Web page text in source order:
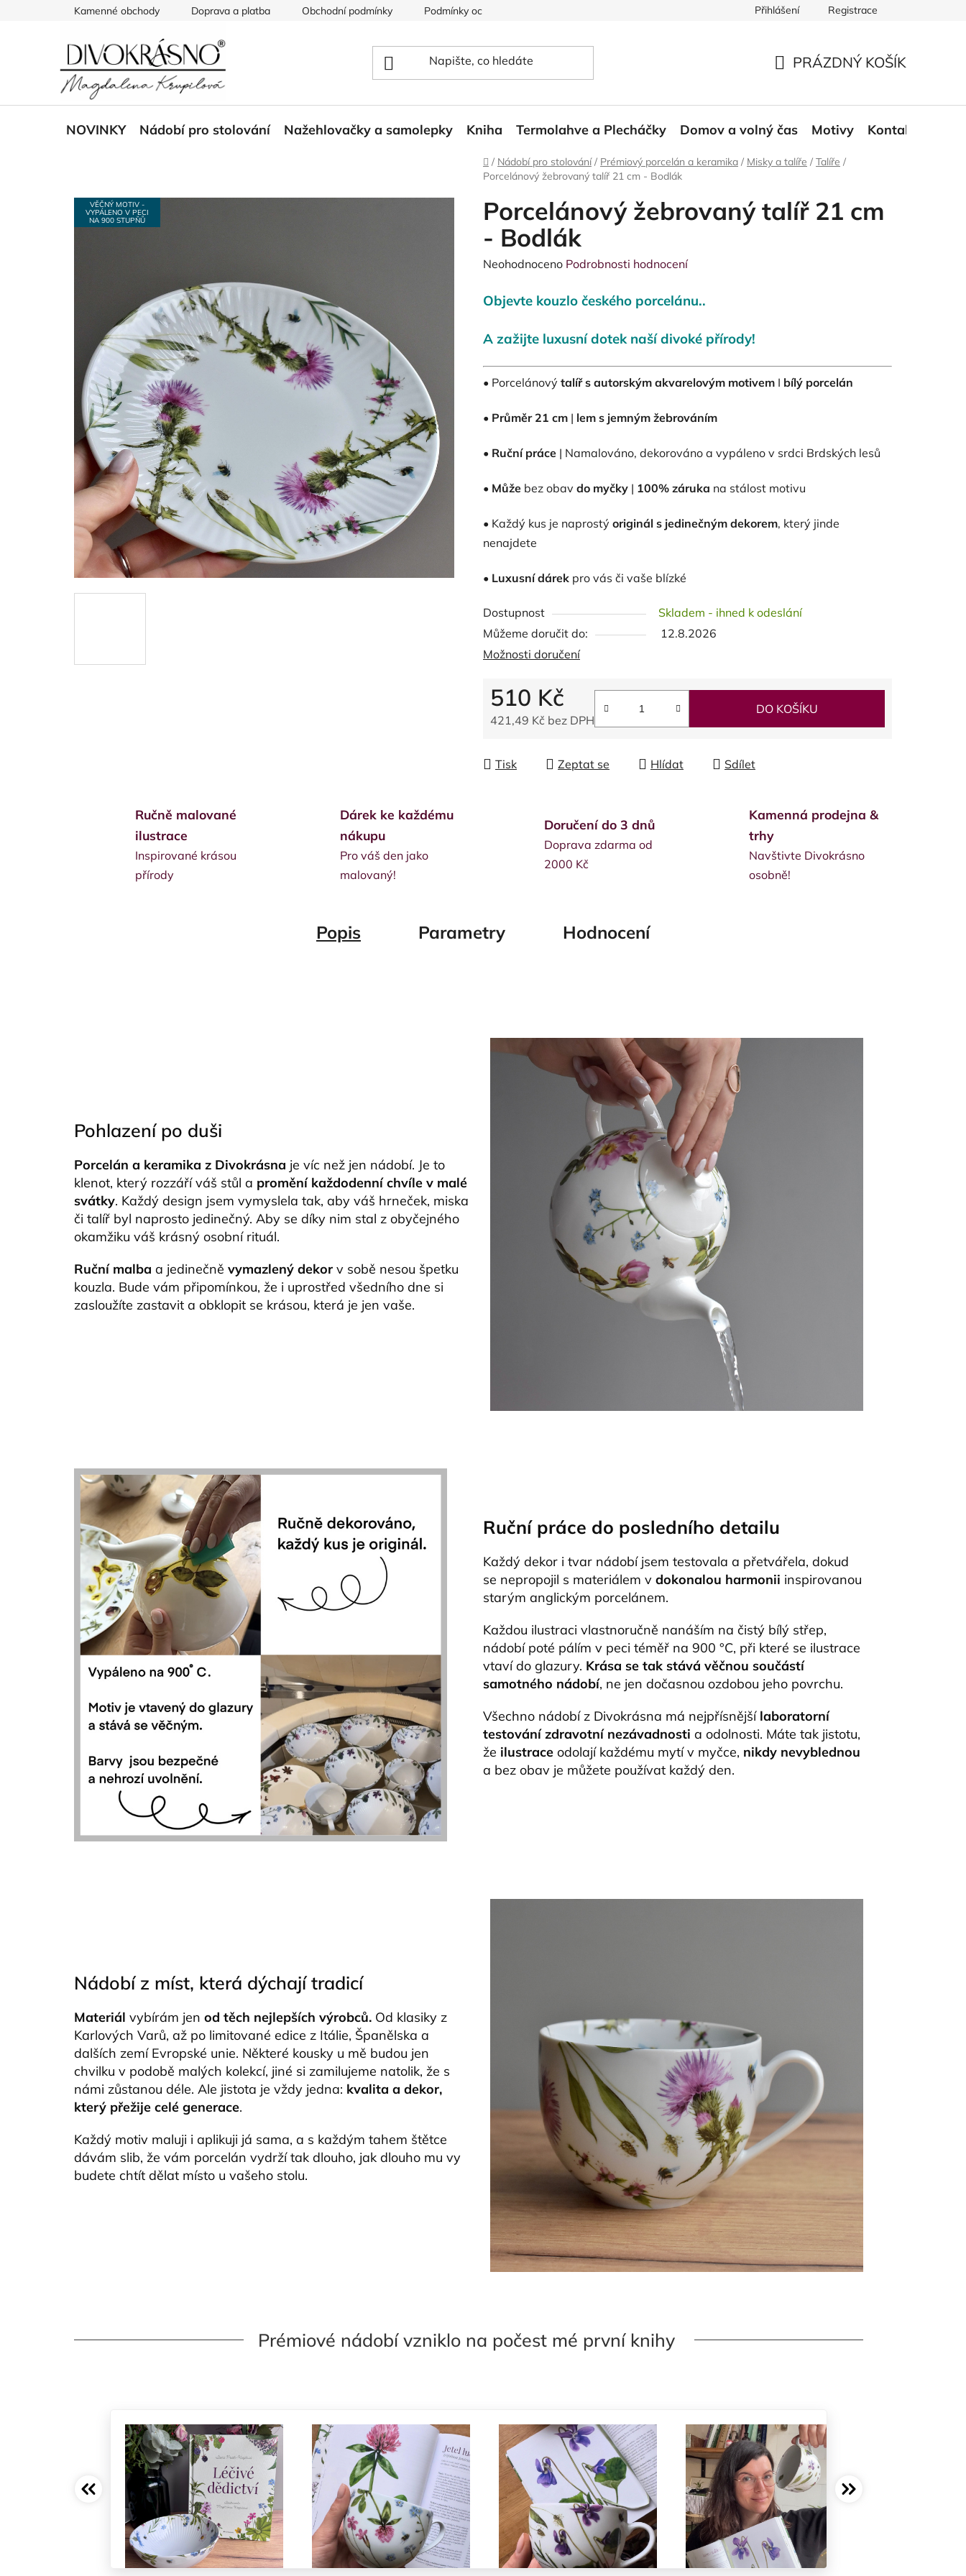
Kamenné obchody Doprava a platba Obchodní podmínky Podmínky ochrany osobních údajů Reklamace a odstoupení od smlouvy Moje objednávka
Přihlášení Registrace
PRÁZDNÝ KOŠÍK
NOVINKY Nádobí pro stolování Nažehlovačky a samolepky Kniha Termolahve a Plecháčky Domov a volný čas Motivy Kontakt
Domů
/ Nádobí pro stolování / Prémiový porcelán a keramika / Misky a talíře / Talíře /
Porcelánový žebrovaný talíř 21 cm - Bodlák
Porcelánový žebrovaný talíř 21 cm
- Bodlák
Průměrné
produktu
0,0
5
Neohodnoceno Podrobnosti hodnocení
Objevte kouzlo českého porcelánu..
A zažijte luxusní dotek naší divoké přírody!
• Porcelánový talíř s autorským akvarelovým motivem I bílý porcelán
• Průměr 21 cm | lem s jemným žebrováním
• Ruční práce | Namalováno, dekorováno a vypáleno v srdci Brdských lesů
• Může bez obav do myčky | 100% záruka na stálost motivu
• Každý kus je naprostý originál s jedinečným dekorem, který jinde
nenajdete
• Luxusní dárek pro vás či vaše blízké
Dostupnost
Skladem - ihned k odeslání
Můžeme doručit do:
12.8.2026
Možnosti doručení
510 Kč
421,49 Kč bez DPH
DO KOŠÍKU
Tisk Zeptat se Hlídat Sdílet
VĚČNÝ MOTIV -
VYPÁLENO V PECI
NA 900 STUPŇŮ
Ručně malované
ilustrace
Inspirované krásou
přírody
Dárek ke každému
nákupu
Pro váš den jako
malovaný!
Doručení do 3 dnů
Doprava zdarma od
2000 Kč
Kamenná prodejna &
trhy
Navštivte Divokrásno
osobně!
Popis Parametry Hodnocení
Pohlazení po duši
Porcelán a keramika z Divokrásna je víc než jen nádobí. Je to
klenot, který rozzáří váš stůl a promění každodenní chvíle v malé
svátky. Každý design jsem vymyslela tak, aby váš hrneček, miska
či talíř byl naprosto jedinečný. Aby se díky nim stal z obyčejného
okamžiku váš krásný osobní rituál.
Ruční malba a jedinečně vymazlený dekor v sobě nesou špetku
kouzla. Bude vám připomínkou, že i uprostřed všedního dne si
zasloužíte zastavit a obklopit se krásou, která je jen vaše.
Ruční práce do posledního detailu
Každý dekor i tvar nádobí jsem testovala a přetvářela, dokud
se nepropojil s materiálem v dokonalou harmonii inspirovanou
starým anglickým porcelánem.
Každou ilustraci vlastnoručně nanáším na čistý bílý střep,
nádobí poté pálím v peci téměř na 900 °C, při které se ilustrace
vtaví do glazury. Krása se tak stává věčnou součástí
samotného nádobí, ne jen dočasnou ozdobou jeho povrchu.
Všechno nádobí z Divokrásna má nejpřísnější laboratorní
testování zdravotní nezávadnosti a odolnosti. Máte tak jistotu,
že ilustrace odolají každému mytí v myčce, nikdy nevyblednou
a bez obav je můžete používat každý den.
Nádobí z míst, která dýchají tradicí
Materiál vybírám jen od těch nejlepších výrobců. Od klasiky z
Karlových Varů, až po limitované edice z Itálie, Španělska a
dalších zemí Evropské unie. Některé kousky u mě budou jen
chvilku v podobě malých kolekcí, jiné si zamilujeme natolik, že s
námi zůstanou déle. Ale jistota je vždy jedna: kvalita a dekor,
který přežije celé generace.
Každý motiv maluji i aplikuji já sama, a s každým tahem štětce
dávám slib, že vám porcelán vydrží tak dlouho, jak dlouho mu vy
budete chtít dělat místo u vašeho stolu.
Prémiové nádobí vzniklo na počest mé první knihy